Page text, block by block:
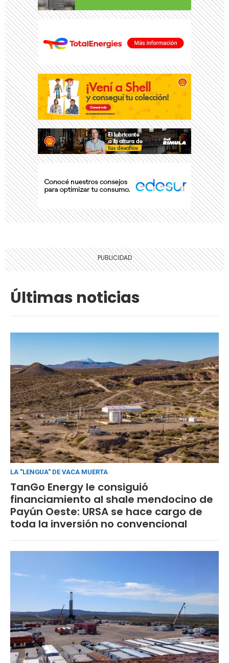
Últimas noticias
LA "LENGUA" DE VACA MUERTA
TanGo Energy le consiguió
financiamiento al shale mendocino de
Payún Oeste: URSA se hace cargo de
toda la inversión no convencional